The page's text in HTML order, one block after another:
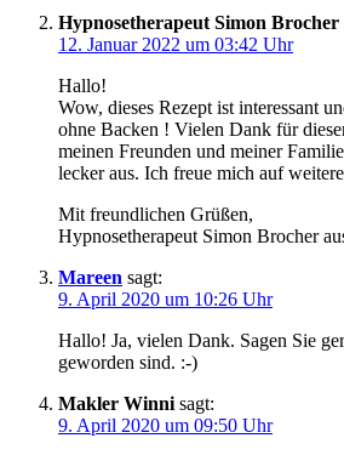
Hypnosetherapeut Simon Brocher
12. Januar 2022 um 03:42 Uhr
Hallo!
Wow, dieses Rezept ist interessant
ohne Backen ! Vielen Dank für
meinen Freunden und meiner
lecker aus. Ich freue mich auf
Mit freundlichen Grüßen,
Hypnosetherapeut Simon Brocher
Mareen sagt:
9. April 2020 um 10:26 Uhr
Hallo! Ja, vielen Dank. Sagen Sie
geworden sind. :-)
Makler Winni sagt:
9. April 2020 um 09:50 Uhr